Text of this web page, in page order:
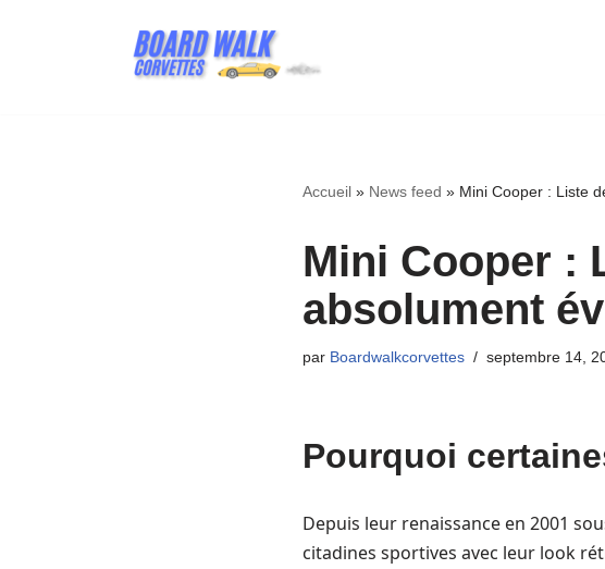
Accueil» News feed » Mini Cooper : Liste
Mini Cooper :
absolument
par Boardwalkcorvettes septembre 14,
Pourquoi
Depuis leur renaissance en 2001
citadines sportives avec leur look